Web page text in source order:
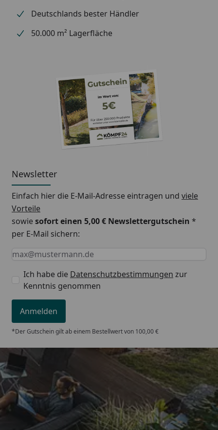
Deutschlands bester Händler
50.000 m² Lagerfläche
Newsletter
Einfach hier die E-Mail-Adresse eintragen und viele
Vorteile
sowiesofort einen 5,00 € Newslettergutschein *
per E-Mail sichern:
Keine Eingabe erforderlich
Eingabe erforderlich
E-Mail *
Ich habe die Datenschutzbestimmungen zur
Kenntnis genommen
Anmelden
*Der Gutschein gilt ab einem Bestellwert von 100,00 €
Trusted Shops
5,00/ 5